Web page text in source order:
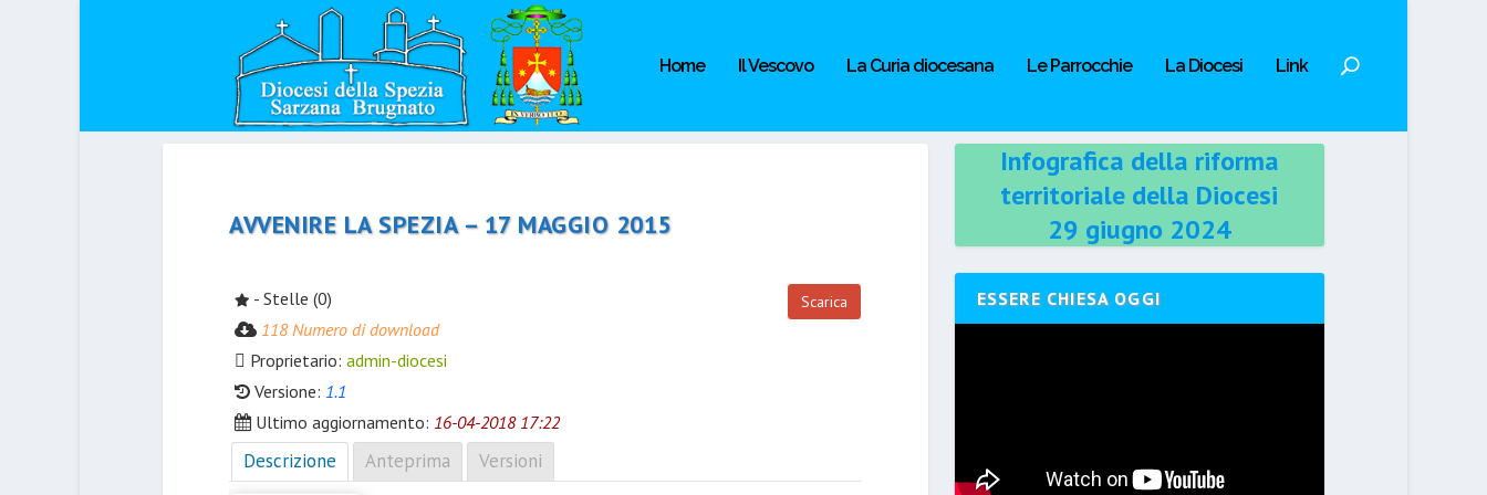
Home Il Vescovo La Curia diocesana Le Parrocchie La Diocesi Link
AVVENIRE LA SPEZIA – 17 MAGGIO 2015
Scarica
- Stelle (0)
118 Numero di download
Proprietario: admin-diocesi
Versione: 1.1
Ultimo aggiornamento: 16-04-2018 17:22
Descrizione Anteprima Versioni
Infografica della riforma
territoriale della Diocesi
29 giugno 2024
ESSERE CHIESA OGGI